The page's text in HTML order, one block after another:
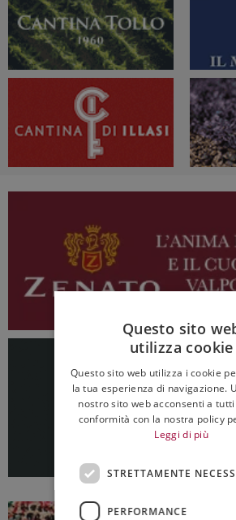
Questo sito
utilizza cookie
Questo sito web utilizza i cookie
la tua esperienza di navigazione.
nostro sito web acconsenti a
conformità con la nostra policy
Leggi di più
STRETTAMENTE
PERFORMANCE